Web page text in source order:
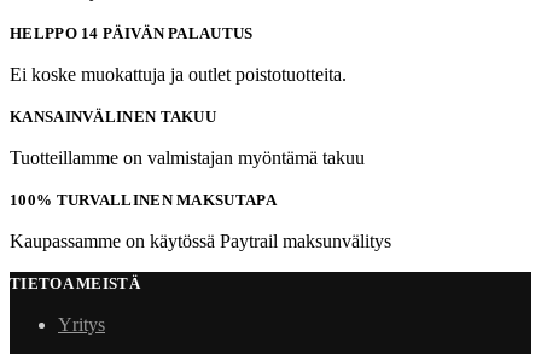
HELPPO 14 PÄIVÄN PALAUTUS
Ei koske muokattuja ja outlet poistotuotteita.
KANSAINVÄLINEN TAKUU
Tuotteillamme on valmistajan myöntämä takuu
100% TURVALLINEN MAKSUTAPA
Kaupassamme on käytössä Paytrail maksunvälitys
TIETOA MEISTÄ
Yritys